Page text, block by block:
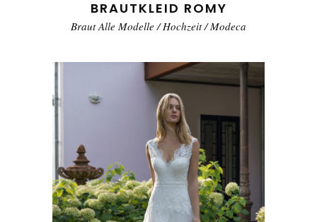
BRAUTKLEID ROMY
Braut Alle Modelle /Hochzeit/Modeca